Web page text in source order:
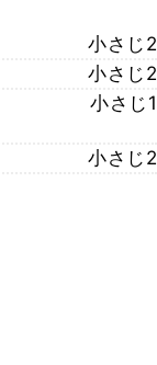
小さじ2
小さじ2
小さじ1
小さじ2